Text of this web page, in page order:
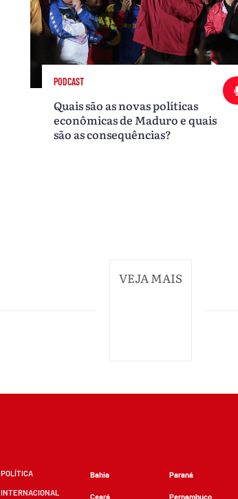
PODCAST
Quais são as novas políticas
econômicas de Maduro e quais
são as consequências?
VEJA MAIS
POLÍTICA
INTERNACIONAL
Bahia
Ceará
Paraná
Pernambuco